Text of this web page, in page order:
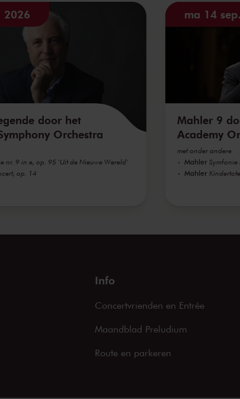
2026
door het
Orchestra
nr. 9 in e, op. 95 'Uit de Nieuwe Wereld'
op. 14
ma 14
Mahler 9
Academy
met onder andere
Mahler Symfonie
Mahler
Info
Concertvrienden en Entrée
Maandblad Preludium
Route en parkeren